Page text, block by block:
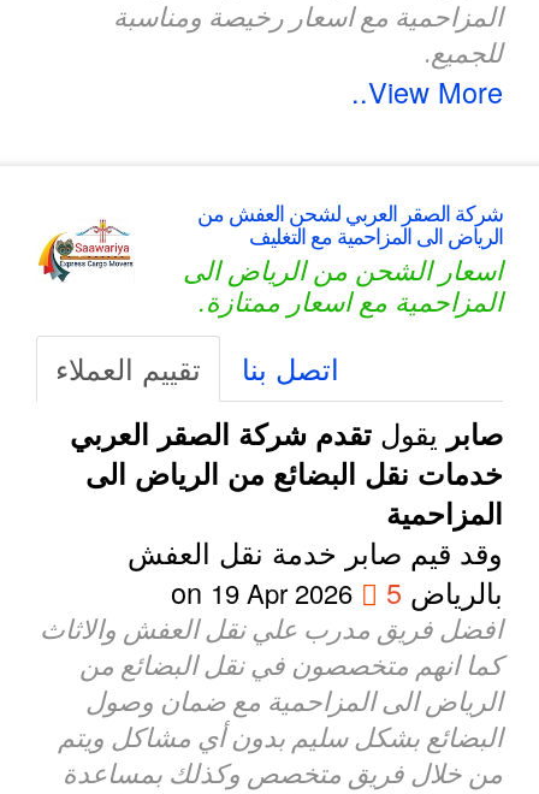
المزاحمية مع اسعار رخيصة ومناسبة
للجميع.
View More..
شركة الصقر العربي لشحن العفش من
الرياض الى المزاحمية مع التغليف
اسعار الشحن من الرياض الى
المزاحمية مع اسعار ممتازة.
تقييم العملاء اتصل بنا
صابريقولتقدم شركة الصقر العربي
خدمات نقل البضائع من الرياض الى
المزاحمية
وقد قيم صابر خدمة نقل العفش
بالرياض5
19 Apr 2026
افضل فريق مدرب علي نقل العفش والاثاث
كما انهم متخصصون في نقل البضائع من
الرياض الى المزاحمية مع ضمان وصول
البضائع بشكل سليم بدون أي مشاكل ويتم
من خلال فريق متخصص وكذلك بمساعدة